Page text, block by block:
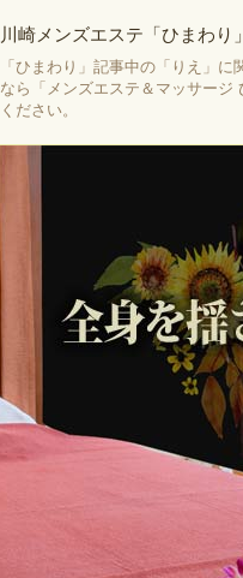
川崎メンズエステ「ひまわり
「ひまわり」記事中の「りえ」
なら「メンズエステ＆マッサージ
ください。